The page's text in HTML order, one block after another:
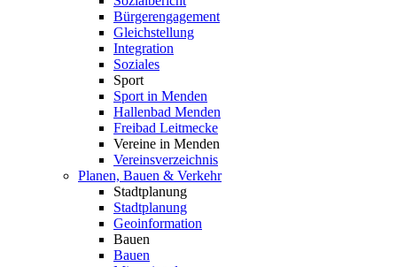
Bürgerengagement
Gleichstellung
Integration
Soziales
Sport
Sport in Menden
Hallenbad Menden
Freibad Leitmecke
Vereine in Menden
Vereinsverzeichnis
Planen, Bauen & Verkehr
Stadtplanung
Stadtplanung
Geoinformation
Bauen
Bauen